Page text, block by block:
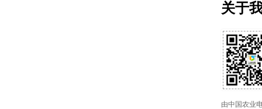
关于
由中国农业